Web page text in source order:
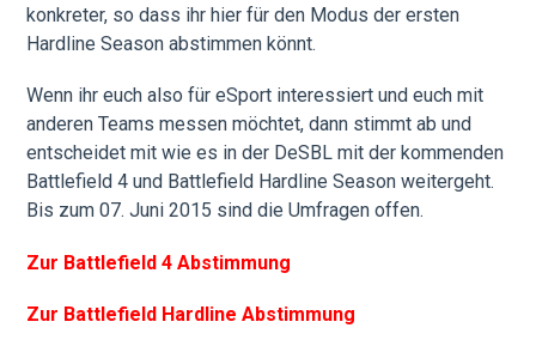
konkreter, so dass ihr hier für den Modus der ersten
Hardline Season abstimmen könnt.
Wenn ihr euch also für eSport interessiert und euch mit
anderen Teams messen möchtet, dann stimmt ab und
entscheidet mit wie es in der DeSBL mit der kommenden
Battlefield 4 und Battlefield Hardline Season weitergeht.
Bis zum 07. Juni 2015 sind die Umfragen offen.
Zur Battlefield 4 Abstimmung
Zur Battlefield Hardline Abstimmung